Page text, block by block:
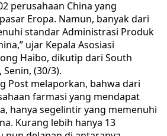
perusahaan China yang
Eropa. Namun, banyak dari
standar Administrasi Produk
ujar Kepala Asosiasi
Haibo, dikutip dari South
(30/3).
Post melaporkan, bahwa dari
farmasi yang mendapat
hanya segelintir yang memenuhi
Kurang lebih hanya 13